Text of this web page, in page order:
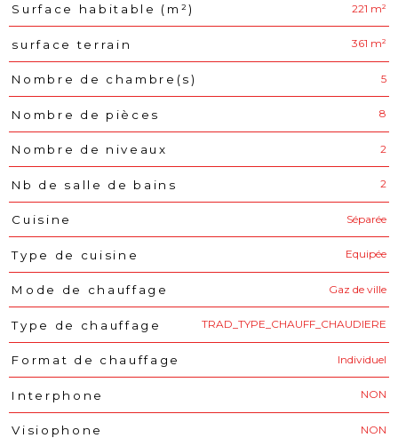
Surface habitable (m²) 221 m²
surface terrain 361 m²
Nombre de chambre(s) 5
Nombre de pièces 8
Nombre de niveaux 2
Nb de salle de bains 2
Cuisine Séparée
Type de cuisine Equipée
Mode de chauffage Gaz de ville
Type de chauffage TRAD_TYPE_CHAUFF_CHAUDIERE
Format de chauffage Individuel
Interphone NON
Visiophone NON